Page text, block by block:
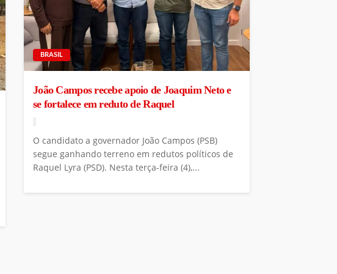
BRASIL
João Campos recebe apoio de Joaquim Neto e
se fortalece em reduto de Raquel
O candidato a governador João Campos (PSB)
segue ganhando terreno em redutos políticos de
Raquel Lyra (PSD). Nesta terça-feira (4),...